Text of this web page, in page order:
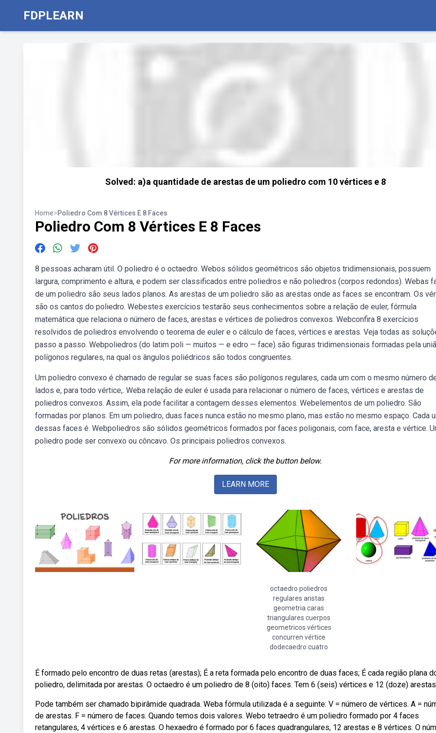
FDPLEARN
Solved: a)a quantidade de arestas de um poliedro com 10 vértices e 8
Home>Poliedro Com 8 Vértices E 8 Faces
Poliedro Com 8 Vértices E 8 Faces
8 pessoas acharam útil. O poliedro é o octaedro. Webos sólidos geométricos são objetos tridimensionais, possuem
largura, comprimento e altura, e podem ser classificados entre poliedros e não poliedros (corpos redondos). Webas
de um poliedro são seus lados planos. As arestas de um poliedro são as arestas onde as faces se encontram. Os
são os cantos do poliedro. Webestes exercícios testarão seus conhecimentos sobre a relação de euler, fórmula
matemática que relaciona o número de faces, arestas e vértices de poliedros convexos. Webconfira 8 exercícios
resolvidos de poliedros envolvendo o teorema de euler e o cálculo de faces, vértices e arestas. Veja todas as
passo a passo. Webpoliedros (do latim poli — muitos — e edro — face) são figuras tridimensionais formadas pela
polígonos regulares, na qual os ângulos poliédricos são todos congruentes.
Um poliedro convexo é chamado de regular se suas faces são polígonos regulares, cada um com o mesmo número
lados e, para todo vértice,. Weba relação de euler é usada para relacionar o número de faces, vértices e arestas de
poliedros convexos. Assim, ela pode facilitar a contagem desses elementos. Webelementos de um poliedro. São
formadas por planos. Em um poliedro, duas faces nunca estão no mesmo plano, mas estão no mesmo espaço. Cada
dessas faces é. Webpoliedros são sólidos geométricos formados por faces poligonais, com face, aresta e vértice.
poliedro pode ser convexo ou côncavo. Os principais poliedros convexos.
For more information, click the button below.
LEARN MORE
octaedro poliedros
regulares aristas
geometria caras
triangulares cuerpos
geometricos vértices
concurren vértice
dodecaedro cuatro
É formado pelo encontro de duas retas (arestas); É a reta formada pelo encontro de duas faces; É cada região plana
poliedro, delimitada por arestas. O octaedro é um poliedro de 8 (oito) faces. Tem 6 (seis) vértices e 12 (doze)
Pode também ser chamado bipirâmide quadrada. Weba fórmula utilizada é a seguinte: V = número de vértices. A =
de arestas. F = número de faces. Quando temos dois valores. Webo tetraedro é um poliedro formado por 4 faces
retangulares, 4 vértices e 6 arestas. O hexaedro é formado por 6 faces quadrangulares, 12 arestas e 8 vértices. O